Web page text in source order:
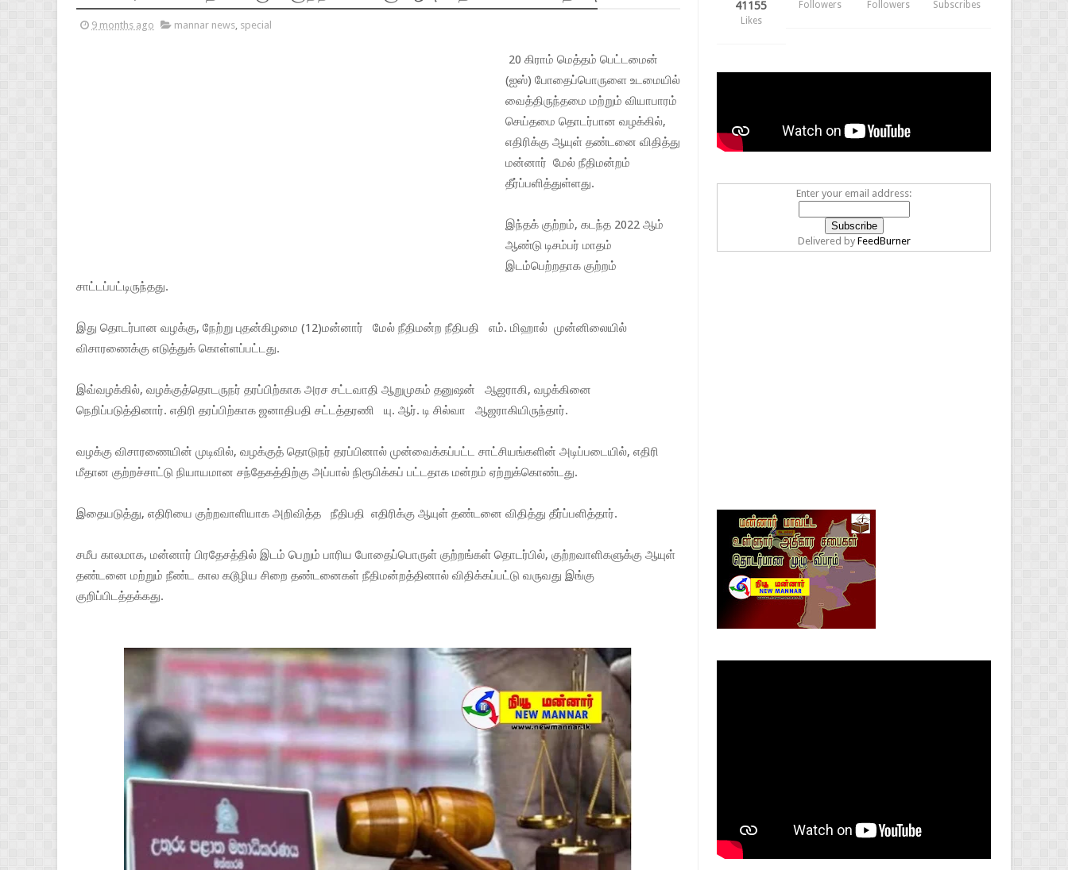
9 months ago mannar news, special
20 கிராம் மெத்தம் பெட்டமைன்
(ஐஸ்) போதைப்பொருளை உடமையில்
வைத்திருந்தமை மற்றும் வியாபாரம்
செய்தமை தொடர்பான வழக்கில்,
எதிரிக்கு ஆயுள் தண்டனை விதித்து
மன்னார் மேல் நீதிமன்றம்
தீர்ப்பளித்துள்ளது.
இந்தக் குற்றம், கடந்த 2022 ஆம்
ஆண்டு டிசம்பர் மாதம்
இடம்பெற்றதாக குற்றம்
சாட்டப்பட்டிருந்தது.
இது தொடர்பான வழக்கு, நேற்று புதன்கிழமை (12)மன்னார் மேல் நீதிமன்ற நீதிபதி எம். மிஹால் முன்னிலையில்
விசாரணைக்கு எடுத்துக் கொள்ளப்பட்டது.
இவ்வழக்கில், வழக்குத்தொடருநர் தரப்பிற்காக அரச சட்டவாதி ஆறுமுகம் தனுஷன் ஆஜராகி, வழக்கினை
நெறிப்படுத்தினார். எதிரி தரப்பிற்காக ஜனாதிபதி சட்டத்தரணி யு. ஆர். டி சில்வா ஆஜராகியிருந்தார்.
வழக்கு விசாரணையின் முடிவில், வழக்குத் தொடுநர் தரப்பினால் முன்வைக்கப்பட்ட சாட்சியங்களின் அடிப்படையில், எதிரி
மீதான குற்றச்சாட்டு நியாயமான சந்தேகத்திற்கு அப்பால் நிரூபிக்கப் பட்டதாக மன்றம் ஏற்றுக்கொண்டது.
இதையடுத்து, எதிரியை குற்றவாளியாக அறிவித்த நீதிபதி எதிரிக்கு ஆயுள் தண்டனை விதித்து தீர்ப்பளித்தார்.
சமீப காலமாக, மன்னார் பிரதேசத்தில் இடம் பெறும் பாரிய போதைப்பொருள் குற்றங்கள் தொடர்பில், குற்றவாளிகளுக்கு ஆயுள்
தண்டனை மற்றும் நீண்ட கால கடூழிய சிறை தண்டனைகள் நீதிமன்றத்தினால் விதிக்கப்பட்டு வருவது இங்கு
குறிப்பிடத்தக்கது.
41155
Likes
Followers Followers Subscribes
Enter your email address:
Delivered by FeedBurner